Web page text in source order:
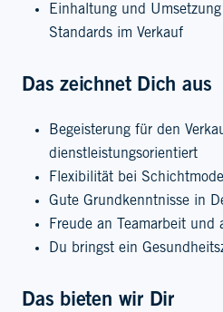
Einhaltung und
Standards im Verkauf
Das zeichnet Dich aus
Begeisterung für den
dienstleistungsorientiert
Flexibilität bei
Gute Grundkenntnisse in
Freude an Teamarbeit und
Du bringst ein
Das bieten wir Dir